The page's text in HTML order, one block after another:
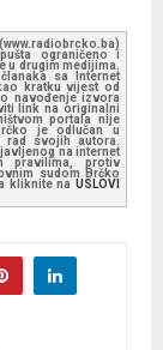
ograničeno i
u drugim medijima.
sa Internet
kratku vijest od
navođenje izvora
link na originalni
portala nije
je odlučan u
svojih autora.
na internet
pravilima, protiv
sudom Brčko
kliknite na USLOVI